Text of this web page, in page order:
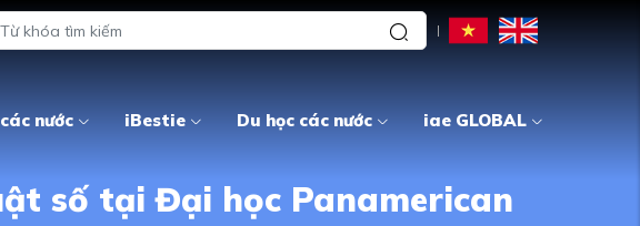
nước iBestie Du học các nước iae GLOBAL
số tại Đại học Panamerican